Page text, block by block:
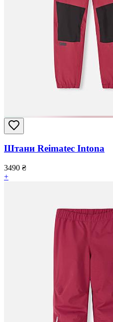
Штани Reimatec Intona
3490 ₴
+